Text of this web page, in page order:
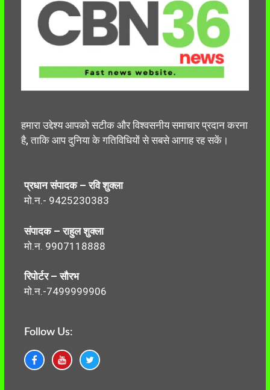
हमारा उद्देश्य आपको सटीक और विश्वसनीय समाचार प्रदान करना
है, ताकि आप दुनिया के गतिविधियों से सबसे आगाह रह सकें।
प्रधान संपादक – रवि शुक्ला
मो.न.- 9425230383
संपादक – राहुल शुक्ला
मो.न. 9907118888
रिपोर्टर – सौरभ
मो.न.-7499999906
Follow Us: